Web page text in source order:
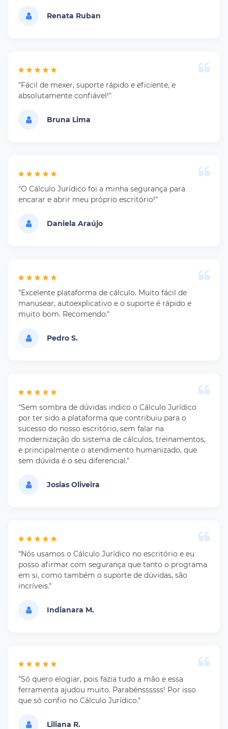
Renata Ruban
"Fácil de mexer, suporte rápido e eficiente, e
absolutamente confiável!"
Bruna Lima
"O Cálculo Jurídico foi a minha segurança para
encarar e abrir meu próprio escritório!"
Daniela Araújo
"Excelente plataforma de cálculo. Muito fácil de
manusear, autoexplicativo e o suporte é rápido e
muito bom. Recomendo."
Pedro S.
"Sem sombra de dúvidas indico o Cálculo Jurídico
por ter sido a plataforma que contribuiu para o
sucesso do nosso escritório, sem falar na
modernização do sistema de cálculos, treinamentos,
e principalmente o atendimento humanizado, que
sem dúvida é o seu diferencial."
Josias Oliveira
"Nós usamos o Cálculo Jurídico no escritório e eu
posso afirmar com segurança que tanto o programa
em si, como também o suporte de dúvidas, são
incríveis."
Indianara M.
"Só quero elogiar, pois fazia tudo a mão e essa
ferramenta ajudou muito. Parabénssssss! Por isso
que só confio no Cálculo Jurídico."
Liliana R.